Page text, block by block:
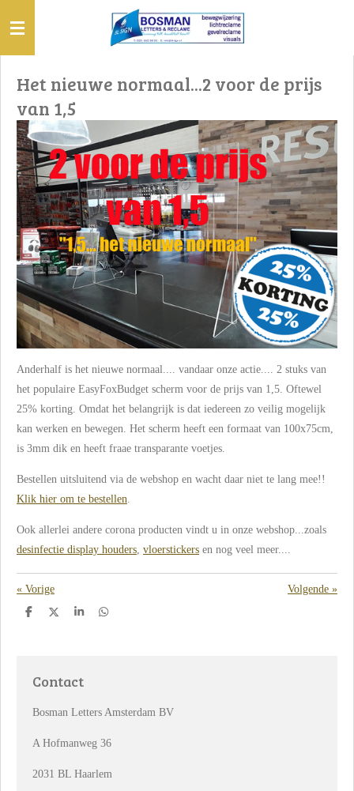
direct
naar
Het nieuwe normaal...2 voor de prijs
van 1,5
Anderhalf is het nieuwe normaal.... vandaar onze actie.... 2 stuks van
het populaire EasyFoxBudget scherm voor de prijs van 1,5. Oftewel
25% korting. Omdat het belangrijk is dat iedereen zo veilig mogelijk
kan werken en bewegen. Het scherm heeft een formaat van 100x75cm,
is 3mm dik en heeft fraae transparante voetjes.
Bestellen uitsluitend via de webshop en wacht daar niet te lang mee!!
Klik hier om te bestellen
Ook allerlei andere corona producten vindt u in onze webshop...zoals
desinfectie display houders vloerstickers en nog veel meer....
« Vorige Volgende »
D
D
S
D
Contact
Bosman Letters Amsterdam BV
A Hofmanweg 36
2031 BL Haarlem